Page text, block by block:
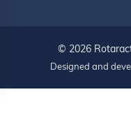
© 2026
Designed and